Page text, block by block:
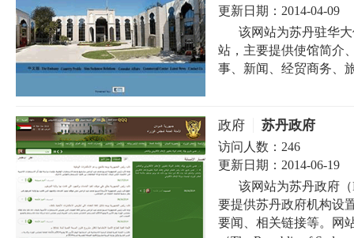
更新日期： 2014-04-09
该网站为苏丹驻华大
站，主要提供使馆简介
事、新闻、经贸商务、
政府 苏丹政府
访问人数： 246
更新日期： 2014-06-19
该网站为苏丹政府（
要提供苏丹政府机构设
要闻、相关链接等。网